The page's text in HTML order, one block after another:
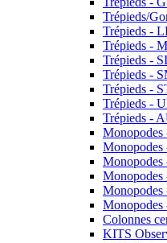
Trépieds/
Trépieds -
Trépieds -
Trépieds -
Trépieds -
Trépieds -
Trépieds -
Trépieds -
Colonnes
KITS